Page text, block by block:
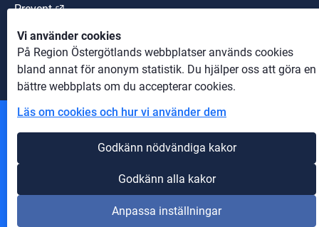
Vi använder cookies
På Region Östergötlands webbplatser används cookies
bland annat för anonym statistik. Du hjälper oss att göra en
bättre webbplats om du accepterar cookies.
Läs om cookies och hur vi använder dem
Godkänn nödvändiga kakor
Godkänn alla kakor
Anpassa inställningar
Prevent Länk till annan webbplats.
Suntarbetsliv Länk till annan webbplats.
Andra webbplatser
Information om cookies
Om webbplatsen